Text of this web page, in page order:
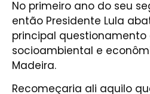
No primeiro ano do seu
então Presidente Lula
principal
socioambiental e
Madeira.
Recomeçaria ali aquilo